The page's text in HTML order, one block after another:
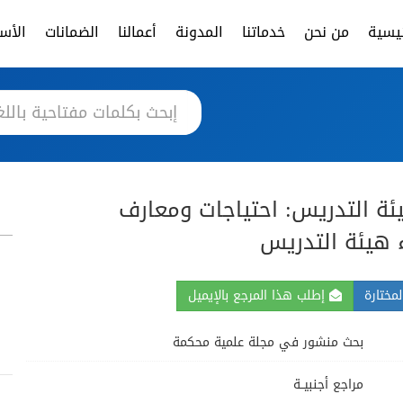
من نحن خدماتنا المدونة أعمالنا الضمانات
التدريس: احتياجات ومعارف
هيئة التدريس
إطلب هذا المرجع بالإيميل
بحث منشور في مجلة علمية محكمة
مراجع أجنبيــة